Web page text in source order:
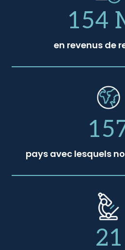
154
en revenus de
pays avec lesquels
21